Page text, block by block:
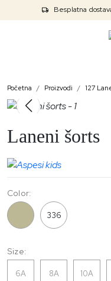
Besplatna
Početna Proizvodi 127
Laneni šorts
Size:
6A 8A 10A
Color:
336